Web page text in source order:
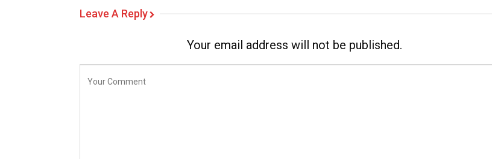
Leave A Reply
Your email address will not be published.